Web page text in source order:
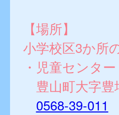
【場所】
小学校区3か所
・児童センター
豊山町大字豊
0568-39-011